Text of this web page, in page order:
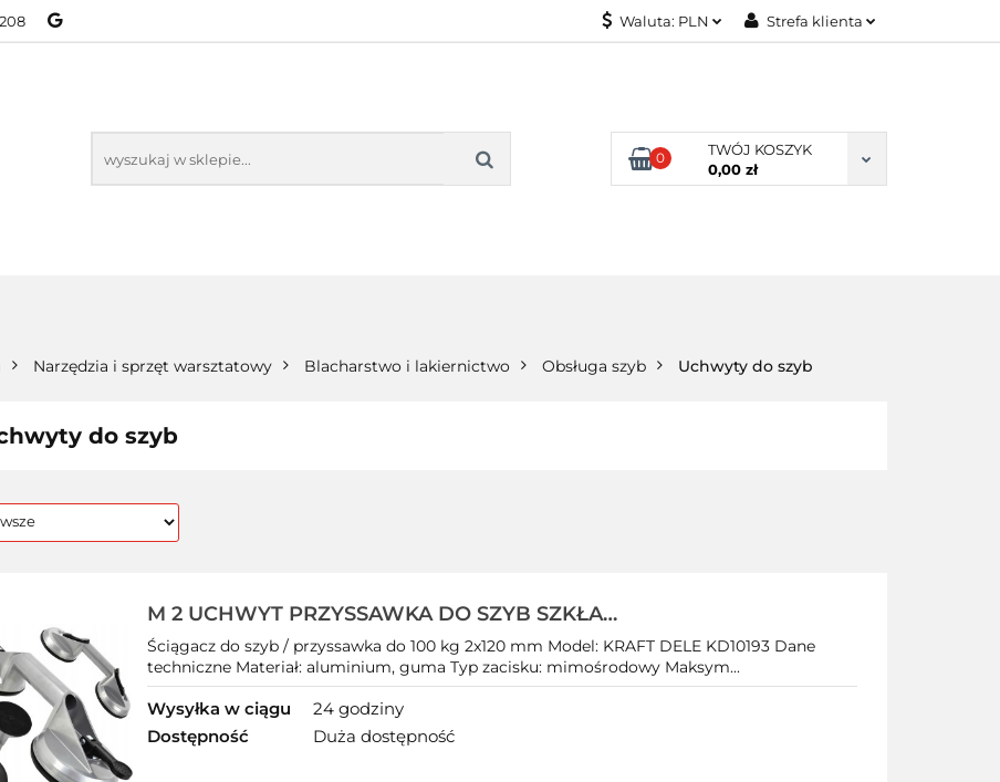
Waluta: PLN Strefa klienta
Dodaj zgłoszenie
Zgody cookies
0
TWÓJ KOSZYK
0,00 zł
NOWOŚCI KONTAKT
Narzędzia i sprzęt warsztatowy Blacharstwo i lakiernictwo Obsługa szyb Uchwyty do szyb
do szyb
M 2 UCHWYT PRZYSSAWKA DO SZYB SZKŁA
GLAZURY PŁYTEK
Ściągacz do szyb / przyssawka do 100 kg 2x120 mm Model: KRAFT DELE KD10193 Dane
techniczne Materiał: aluminium, guma Typ zacisku: mimośrodowy Maksym...
Wysyłka w ciągu
24 godziny
Dostępność
Duża dostępność